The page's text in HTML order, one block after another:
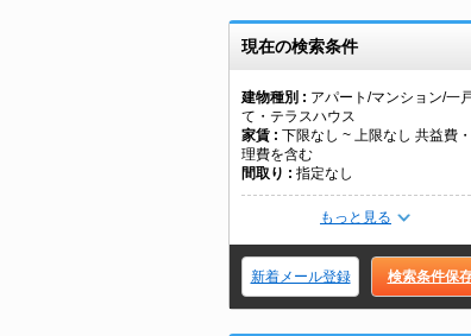
現在の検索条件
建物種別
アパート/マンション/一
て・テラスハウス
家賃
下限なし ~ 上限なし 共益費
理費を含む
間取り
指定なし
もっと見る
新着メール登録 検索条件保